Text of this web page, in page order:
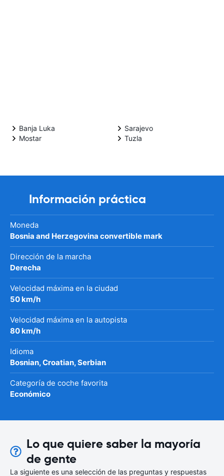
Banja Luka
Mostar
Sarajevo
Tuzla
Información práctica
Moneda
Bosnia and Herzegovina convertible mark
Dirección de la marcha
Derecha
Velocidad máxima en la ciudad
50 km/h
Velocidad máxima en la autopista
80 km/h
Idioma
Bosnian, Croatian, Serbian
Categoría de coche favorita
Económico
Lo que quiere saber la mayoría
de gente
La siguiente es una selección de las preguntas y respuestas